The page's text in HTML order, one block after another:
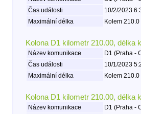
Čas události
10/2/2023
Maximální délka
Kolem
Kolona D1 kilometr 210.00, délka
Název komunikace
D1 (Praha -
Čas události
10/1/2023
Maximální délka
Kolem
Kolona D1 kilometr 210.00, délka
Název komunikace
D1 (Praha -